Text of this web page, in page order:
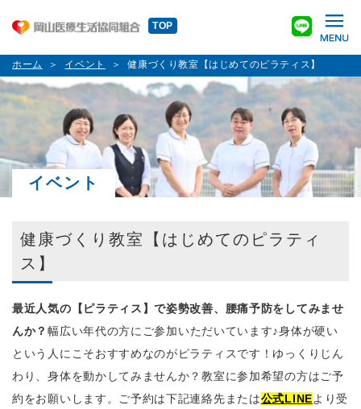
TOP
ホーム イベント 健康づくり教室【はじめてのピラティス】
イベント
健康づくり教室【はじめてのピラティ
ス】
最近人気の【ピラティス】で姿勢改善、腰痛予防をしてみませ
んか？幅広い年代の方にご参加いただいています♪身体が硬い
という人にこそおすすめなのがピラティスです！ゆっくりじん
わり、身体を動かしてみませんか？教室に参加希望の方はご予
約をお願いします。ご予約は下記連絡先または公式LINEより受